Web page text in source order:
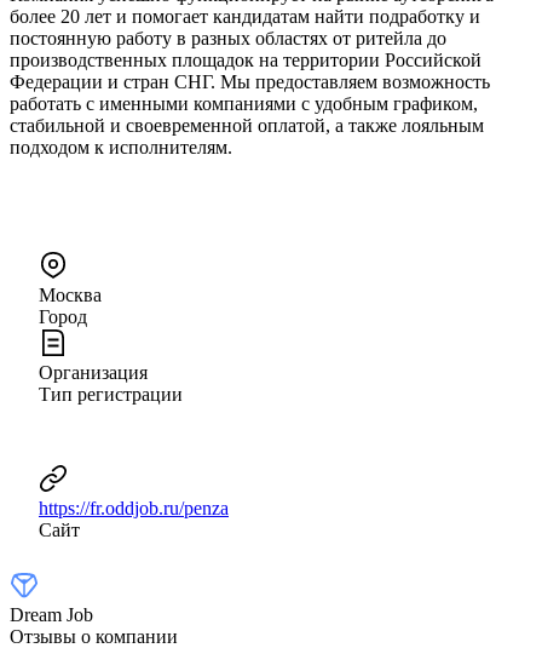
более 20 лет и помогает кандидатам найти подработку и
постоянную работу в разных областях от ритейла до
производственных площадок на территории Российской
Федерации и стран СНГ. Мы предоставляем возможность
работать с именными компаниями с удобным графиком,
стабильной и своевременной оплатой, а также лояльным
подходом к исполнителям.
Москва
Город
Организация
Тип регистрации
https://fr.oddjob.ru/penza
Сайт
Dream Job
Отзывы о компании